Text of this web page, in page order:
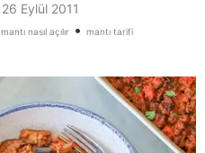
26 Eylül 2011
mantı nasıl açılır • mantı tarifi